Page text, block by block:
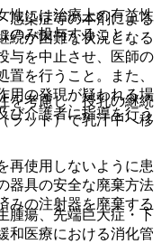
性には治療上の有益性
のみ投与すること。
を考慮し、授乳の継続
ラット）で乳汁中へ移
腫瘍、先端巨大症・下
和医療における消化管
感染症等の本剤による
続が困難な状況となる
与を中止させ、医師の
を行うこと。また、
用の発現が疑われる場
び介護者に指導を行う
再使用しないように患
器具の安全な廃棄方法
みの注射器を廃棄する